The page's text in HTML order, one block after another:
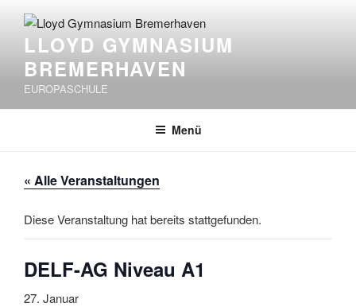
Inhalt
springenLLOYD GYMNASIUM
BREMERHAVEN
EUROPASCHULE
Menü
« Alle Veranstaltungen
Diese Veranstaltung hat bereits stattgefunden.
DELF-AG Niveau A1
27. Januar